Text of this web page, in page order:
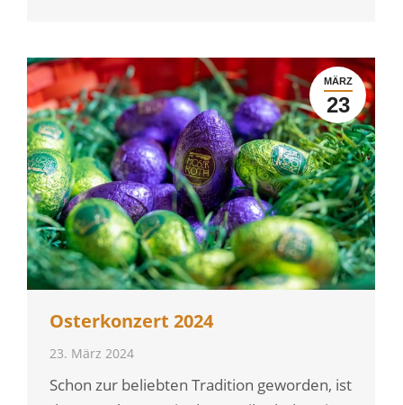
MÄRZ
23
Osterkonzert 2024
23. März 2024
Schon zur beliebten Tradition geworden, ist